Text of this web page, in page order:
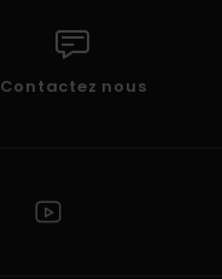
Contactez nous